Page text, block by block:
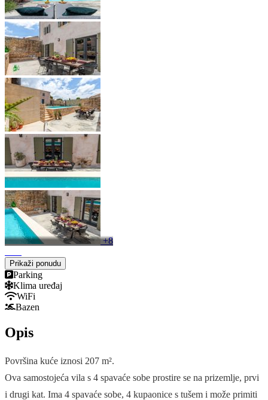
+8
Prikaži ponudu
Parking
Klima uređaj
WiFi
Bazen
Opis
Površina kuće iznosi 207 m².
Ova samostojeća vila s 4 spavaće sobe prostire se na prizemlje, prvi
i drugi kat. Ima 4 spavaće sobe, 4 kupaonice s tušem i može primiti